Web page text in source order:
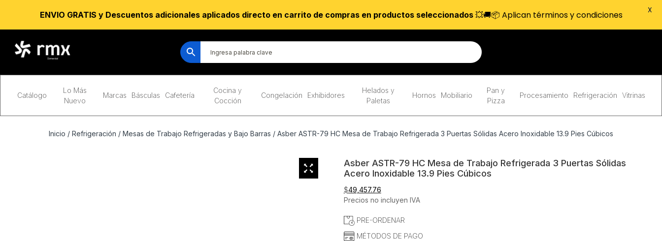
Catálogo
Lo Más
Nuevo
Marcas Básculas Cafetería
Cocina y
Cocción
Congelación Exhibidores
Helados y
Paletas
Hornos Mobiliario
Pan y
Pizza
Procesamiento Refrigeración Vitrinas
Inicio / Refrigeración / Mesas de Trabajo Refrigeradas y Bajo Barras / Asber ASTR-79 HC Mesa de Trabajo Refrigerada 3 Puertas Sólidas Acero Inoxidable 13.9 Pies Cúbicos
Asber ASTR-79 HC Mesa de Trabajo Refrigerada 3 Puertas Sólidas
Acero Inoxidable 13.9 Pies Cúbicos
$49,457.76
Precios no incluyen IVA
PRE-ORDENAR
MÉTODOS DE PAGO
ENVIO GRATIS y Descuentos adicionales aplicados directo en carrito de compras en productos seleccionados💥🚚📦 Aplican términos y condiciones X